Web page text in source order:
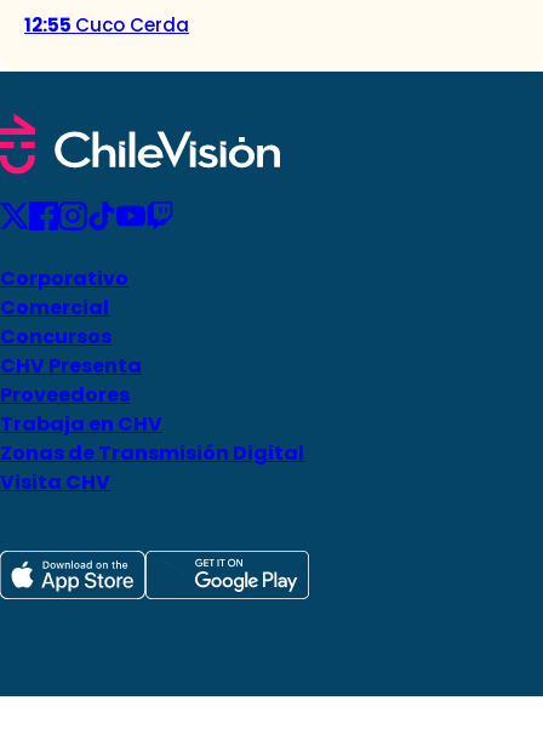
12:55 Cuco Cerda
Corporativo
Comercial
Concursos
CHV Presenta
Proveedores
Trabaja en CHV
Zonas de Transmisión Digital
Visita CHV